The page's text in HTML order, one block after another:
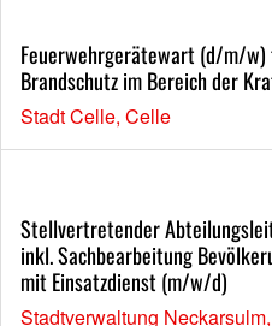
Feuerwehrgerätewart (d/m/w)
Brandschutz im Bereich der
Stadt Celle, Celle
Stellvertretender
inkl. Sachbearbeitung
mit Einsatzdienst (m/w/d)
Stadtverwaltung